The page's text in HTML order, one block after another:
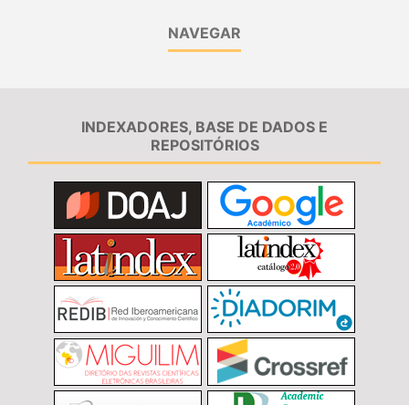
NAVEGAR
INDEXADORES, BASE DE DADOS E
REPOSITÓRIOS